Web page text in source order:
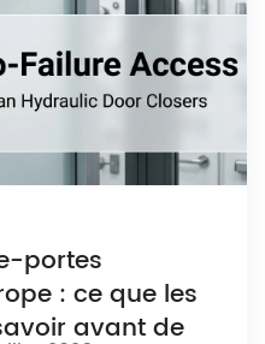
portes
: ce que les
avant de